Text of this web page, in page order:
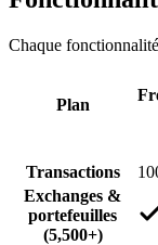
Chaque
Plan
Transactions
Exchanges &
portefeuilles
(5,500+)